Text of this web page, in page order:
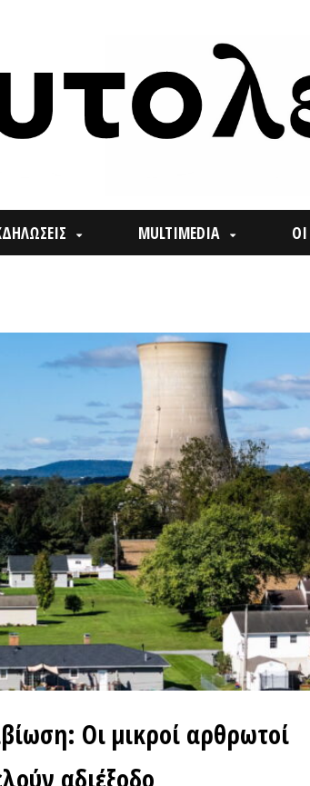
MULTIMEDIA ΟΙ ΕΚΔΟΣΕΙΣ
Οι μικροί αρθρωτοί